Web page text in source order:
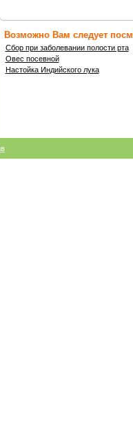
Возможно Вам следует
Сбор при заболевании полости рта
Овес посевной
Настойка Индийского лука